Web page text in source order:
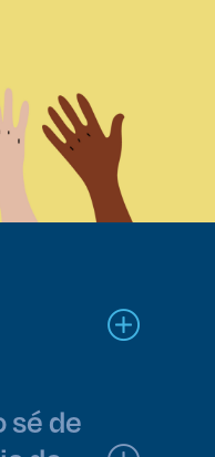
sé de